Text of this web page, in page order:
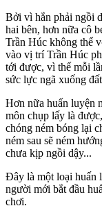
Bởi vì hắn phải ngồi
hai bên, hơn nữa cô
Trần Húc không thể
vào vị trí Trần Húc
tới được, vì thế mỗi
sức lực ngã xuống
Hơn nữa huấn luyện
môn chụp lấy là
chóng ném bóng lại
ném sau sẽ ném
chưa kịp ngồi dậy...
Đây là một loại huấn
người mới bắt đầu
chơi.